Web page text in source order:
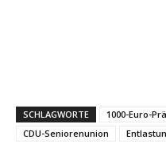
SCHLAGWORTE 1000-Euro-
CDU-Seniorenunion